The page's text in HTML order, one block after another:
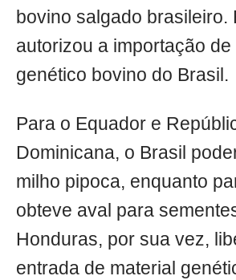
bovino salgado brasileiro.
autorizou a importação de
genético bovino do Brasil.
Para o Equador e
Dominicana, o Brasil
milho pipoca, enquanto
obteve aval para
Honduras, por sua vez,
entrada de material